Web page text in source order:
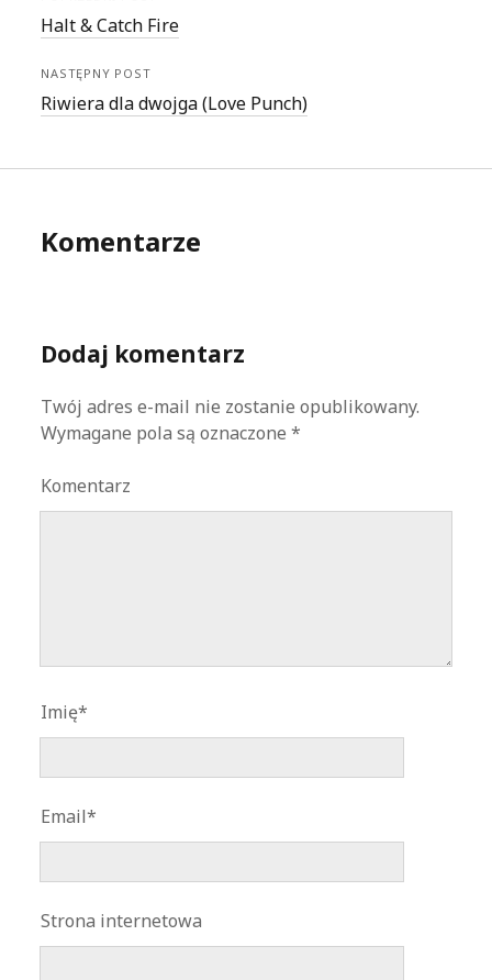
Halt & Catch Fire
NASTĘPNY POST
Riwiera dla dwojga (Love Punch)
Komentarze
Dodaj komentarz
Twój adres e-mail nie zostanie opublikowany.
Wymagane pola są oznaczone*
Komentarz
Imię*
Email*
Strona internetowa